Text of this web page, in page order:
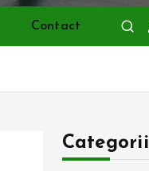
Contact
Categorii